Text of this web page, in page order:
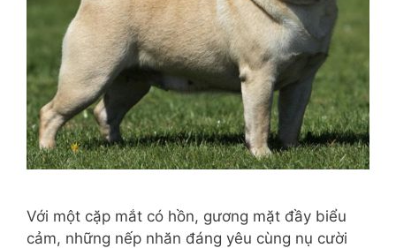
Với một cặp mắt có hồn, gương mặt đầy biểu
cảm, những nếp nhăn đáng yêu cùng nụ cười